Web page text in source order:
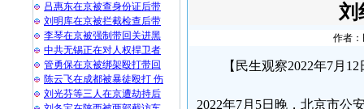
吕惠东在京被查身份证后带
刘明库在京被拦截检查后带
李琴在京被强制带回关进黑
中共无锡正在对人权捍卫者
管勇保在京被绑架殴打带回
陈云飞在成都被暴徒殴打 伤
刘光芬等三人在京遭劫持后
刘
作者：
【民生观察2022年7月
2022年7月5日晚，北京市公